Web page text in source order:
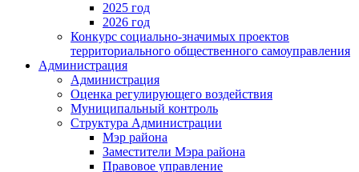
2025 год
2026 год
Конкурс социально-значимых проектов
территориального общественного самоуправления
Администрация
Администрация
Оценка регулирующего воздействия
Муниципальный контроль
Структура Администрации
Мэр района
Заместители Мэра района
Правовое управление